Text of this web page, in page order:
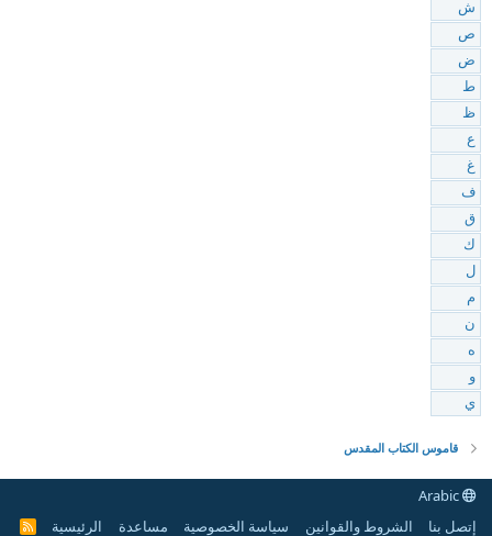
ش
ص
ض
ط
ظ
ع
غ
ف
ق
ك
ل
م
ن
ه
و
ي
قاموس الكتاب المقدس
إتصل بنا
الشروط والقوانين سياسة الخصوصية مساعدة الرئيسية
R